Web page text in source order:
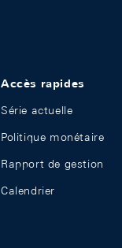
Accès rapides
Série actuelle
Politique monétaire
Rapport de gestion
Calendrier